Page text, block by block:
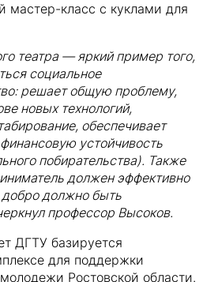
мастер-класс с куклами для
театра — яркий пример того,
социальное
решает общую проблему,
новых технологий,
обеспечивает
устойчивость
побирательства). Также
должен эффективно
добро должно быть
профессор Высоков.
ДГТУ базируется
для поддержки
Ростовской области.